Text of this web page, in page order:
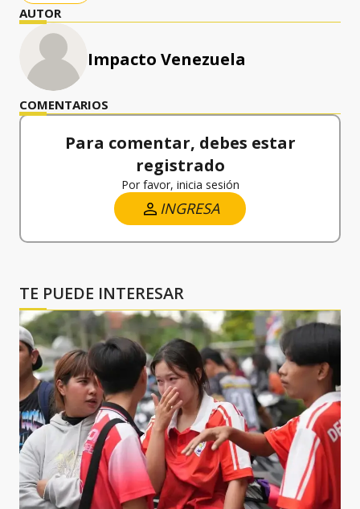
AUTOR
Impacto Venezuela
COMENTARIOS
Para comentar, debes estar
registrado
Por favor, inicia sesión
INGRESA
TE PUEDE INTERESAR